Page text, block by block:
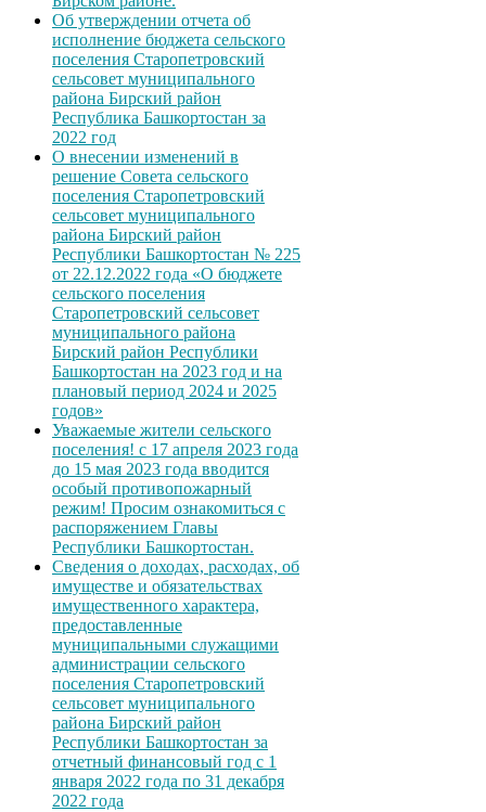
Об утверждении отчета об
исполнение бюджета сельского
поселения Старопетровский
сельсовет муниципального
района Бирский район
Республика Башкортостан за
2022 год
О внесении изменений в
решение Совета сельского
поселения Старопетровский
сельсовет муниципального
района Бирский район
Республики Башкортостан № 225
от 22.12.2022 года «О бюджете
сельского поселения
Старопетровский сельсовет
муниципального района
Бирский район Республики
Башкортостан на 2023 год и на
плановый период 2024 и 2025
годов»
Уважаемые жители сельского
поселения! с 17 апреля 2023 года
до 15 мая 2023 года вводится
особый противопожарный
режим! Просим ознакомиться с
распоряжением Главы
Республики Башкортостан.
Сведения о доходах, расходах, об
имуществе и обязательствах
имущественного характера,
предоставленные
муниципальными служащими
администрации сельского
поселения Старопетровский
сельсовет муниципального
района Бирский район
Республики Башкортостан за
отчетный финансовый год с 1
января 2022 года по 31 декабря
2022 года